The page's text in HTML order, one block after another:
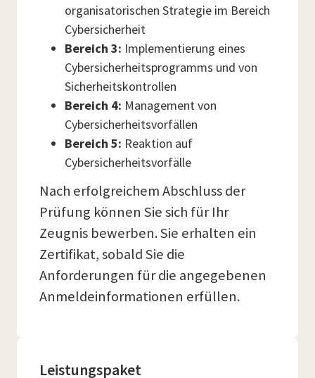
organisatorischen Strategie im Bereich
Cybersicherheit
Bereich 3: Implementierung eines
Cybersicherheitsprogramms und von
Sicherheitskontrollen
Bereich 4: Management von
Cybersicherheitsvorfällen
Bereich 5: Reaktion auf
Cybersicherheitsvorfälle
Nach erfolgreichem Abschluss der
Prüfung können Sie sich für Ihr
Zeugnis bewerben. Sie erhalten ein
Zertifikat, sobald Sie die
Anforderungen für die angegebenen
Anmeldeinformationen erfüllen.
Leistungspaket